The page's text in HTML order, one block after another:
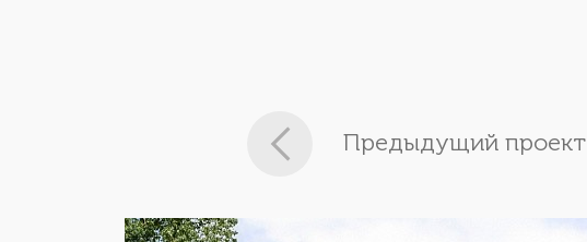
Предыдущий проект